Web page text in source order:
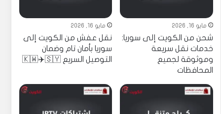
مايو 16, 2026
شحن من الكويت إلى سوريا:
خدمات نقل سريعة
وموثوقة لجميع
المحافظات
مايو 16, 2026
نقل عفش من الكويت إلى
سوريا بأمان تام وضمان
التوصيل السريع 🇰🇼✈️🇸🇾